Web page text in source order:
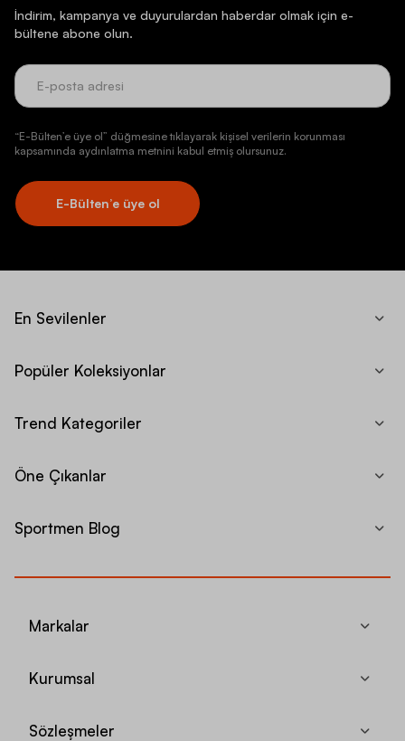
İndirim, kampanya ve duyurulardan haberdar olmak için e-
bültene abone olun.
“E-Bülten’e üye ol” düğmesine tıklayarak kişisel verilerin korunması
kapsamında aydınlatma metnini kabul etmiş olursunuz.
E-Bülten’e üye ol
En Sevilenler
Popüler Koleksiyonlar
Trend Kategoriler
Öne Çıkanlar
Sportmen Blog
Markalar
Kurumsal
Sözleşmeler